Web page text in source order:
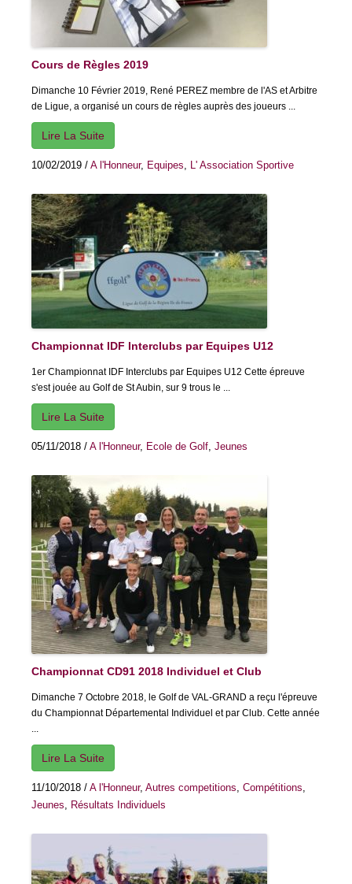
Cours de Règles 2019
Dimanche 10 Février 2019, René PEREZ membre de l'AS et Arbitre
de Ligue, a organisé un cours de règles auprès des joueurs ...
Lire La Suite
10/02/2019 / A l'Honneur, Equipes, L' Association Sportive
Championnat IDF Interclubs par Equipes U12
1er Championnat IDF Interclubs par Equipes U12 Cette épreuve
s'est jouée au Golf de St Aubin, sur 9 trous le ...
Lire La Suite
05/11/2018 / A l'Honneur, Ecole de Golf, Jeunes
Championnat CD91 2018 Individuel et Club
Dimanche 7 Octobre 2018, le Golf de VAL-GRAND a reçu l'épreuve
du Championnat Départemental Individuel et par Club. Cette année
...
Lire La Suite
11/10/2018 / A l'Honneur, Autres competitions, Compétitions,
Jeunes, Résultats Individuels